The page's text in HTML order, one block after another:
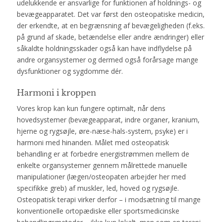
udelukkende er ansvarlige for funktionen af holdnings- og
bevægeapparatet. Det var først den osteopatiske medicin,
der erkendte, at en begrænsning af bevægeligheden (f.eks.
på grund af skade, betændelse eller andre ændringer) eller
såkaldte holdningsskader også kan have indflydelse på
andre organsystemer og dermed også forårsage mange
dysfunktioner og sygdomme dér.
Harmoni i kroppen
Vores krop kan kun fungere optimalt, når dens
hovedsystemer (bevægeapparat, indre organer, kranium,
hjerne og rygsøjle, øre-næse-hals-system, psyke) er i
harmoni med hinanden. Målet med osteopatisk
behandling er at forbedre energistrømmen mellem de
enkelte organsystemer gennem målrettede manuelle
manipulationer (lægen/osteopaten arbejder her med
specifikke greb) af muskler, led, hoved og rygsøjle.
Osteopatisk terapi virker derfor – i modsætning til mange
konventionelle ortopædiske eller sportsmedicinske